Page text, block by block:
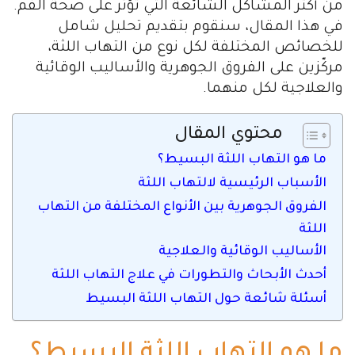
من أكثر المشاكل الشائعة التي تؤثر على صحة الفم.
في هذا المقال، سنقوم بتقديم تحليل شامل
للخصائص المختلفة لكل نوع من التهاب اللثة،
مركّزين على الفروق الجوهرية والأساليب الوقائية
والعلاجية لكل منهما.
محتوي المقال
ما هو التهاب اللثة البسيط؟
الأسباب الرئيسية لالتهاب اللثة
الفروق الجوهرية بين الأنواع المختلفة من التهاب
اللثة
الأساليب الوقائية والعلاجية
أحدث الأبحاث والتطورات في علاج التهاب اللثة
أسئلة شائعة حول التهاب اللثة البسيط